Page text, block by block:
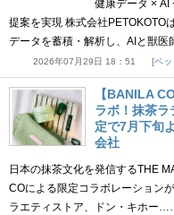
健康データ × AI
提案を実現 株式会社PETOKOTO
データを蓄積・解析し、AIと獣
2026年07月29日 18：51 ペッ
【BANILA
ラボ！抹茶
定で7月下旬
会社
日本の抹茶文化を発信するTHE
COによる限定コラボレーション
ラエティストア、ドン・キホー